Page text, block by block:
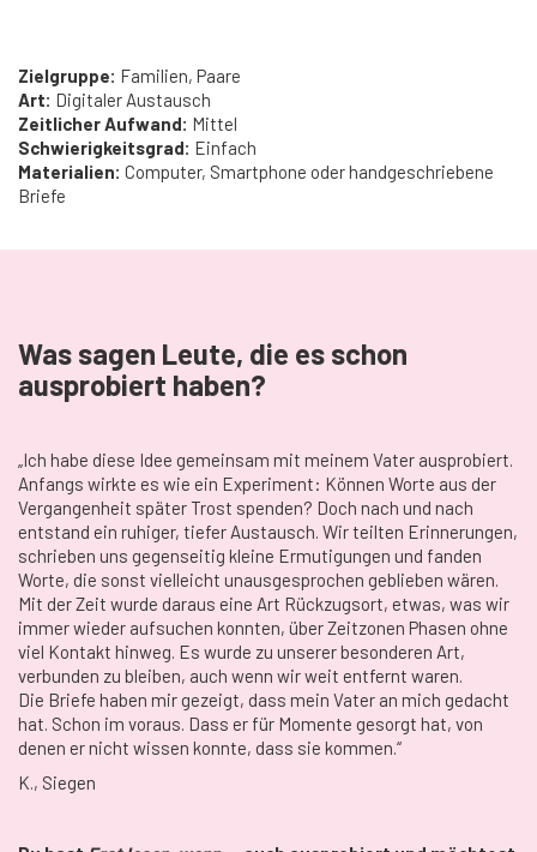
Zielgruppe: Familien, Paare
Art: Digitaler Austausch
Zeitlicher Aufwand: Mittel
Schwierigkeitsgrad: Einfach
Materialien: Computer, Smartphone oder handgeschriebene
Briefe
Was sagen Leute, die es schon
ausprobiert haben?
„Ich habe diese Idee gemeinsam mit meinem Vater ausprobiert.
Anfangs wirkte es wie ein Experiment: Können Worte aus der
Vergangenheit später Trost spenden? Doch nach und nach
entstand ein ruhiger, tiefer Austausch. Wir teilten Erinnerungen,
schrieben uns gegenseitig kleine Ermutigungen und fanden
Worte, die sonst vielleicht unausgesprochen geblieben wären.
Mit der Zeit wurde daraus eine Art Rückzugsort, etwas, was wir
immer wieder aufsuchen konnten, über Zeitzonen Phasen ohne
viel Kontakt hinweg. Es wurde zu unserer besonderen Art,
verbunden zu bleiben, auch wenn wir weit entfernt waren.
Die Briefe haben mir gezeigt, dass mein Vater an mich gedacht
hat. Schon im voraus. Dass er für Momente gesorgt hat, von
denen er nicht wissen konnte, dass sie kommen.“
K., Siegen